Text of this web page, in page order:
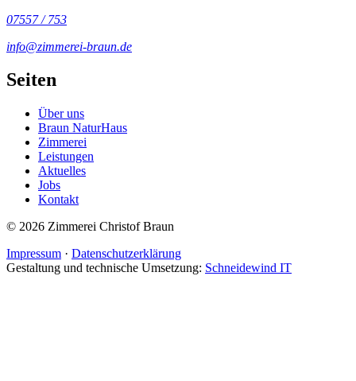
07557 / 753
info@zimmerei-braun.de
Seiten
Über uns
Braun NaturHaus
Zimmerei
Leistungen
Aktuelles
Jobs
Kontakt
© 2026 Zimmerei Christof Braun
Impressum · Datenschutzerklärung
Gestaltung und technische Umsetzung: Schneidewind IT